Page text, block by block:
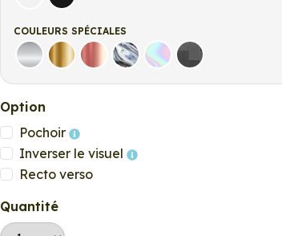
COULEURS SPÉCIALES
Argent Or Rose Gold
ChromeHolographique
Carbone Noir
Option
Pochoir
Inverser le visuel
Recto verso
Quantité